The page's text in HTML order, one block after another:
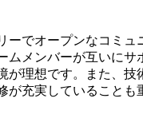
ーでオープンなコミュ
ムメンバーが互いにサ
が理想です。また、技
が充実していることも